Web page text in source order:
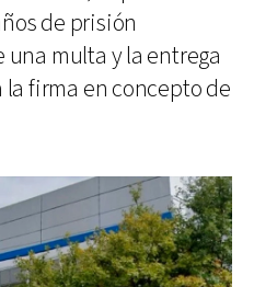
de prisión
multa y la entrega
firma en concepto de